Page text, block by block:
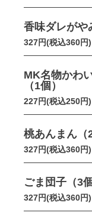
香味ダレがや
327円(税込360円)
MK名物かわ
（1個）
227円(税込250円)
桃あんまん（2
327円(税込360円)
ごま団子（3個
327円(税込360円)